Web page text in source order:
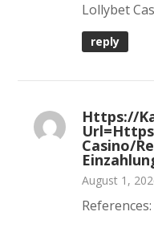
Lollybet
reply
Https://
Casino/
August 1,
References: